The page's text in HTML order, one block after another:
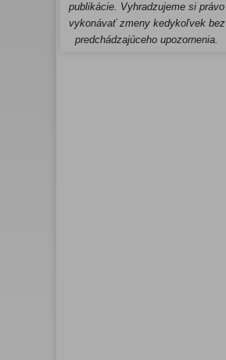
publikácie. Vyhradzujeme si právo
vykonávať zmeny kedykoľvek bez
predchádzajúceho upozornenia.